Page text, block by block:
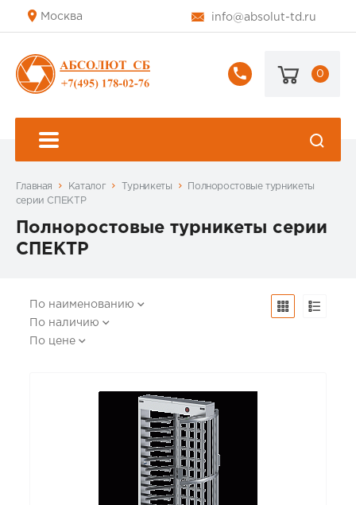
Москва info@absolut-td.ru
+7
178-
0
Главная Каталог Турникеты
Полноростовые турникеты
серии СПЕКТР
Полноростовые турникеты серии
СПЕКТР
По наименованию
По наличию
По цене